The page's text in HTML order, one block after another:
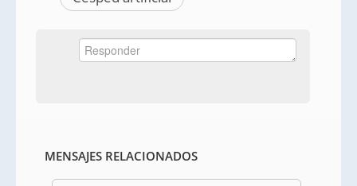
MENSAJES RELACIONADOS